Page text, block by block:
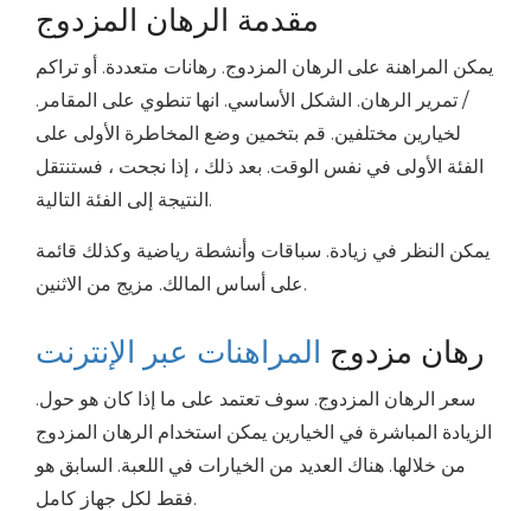
مقدمة الرهان المزدوج
يمكن المراهنة على الرهان المزدوج. رهانات متعددة. أو تراكم
/ تمرير الرهان. الشكل الأساسي. انها تنطوي على المقامر.
لخيارين مختلفين. قم بتخمين وضع المخاطرة الأولى على
الفئة الأولى في نفس الوقت. بعد ذلك ، إذا نجحت ، فستنتقل
النتيجة إلى الفئة التالية.
يمكن النظر في زيادة. سباقات وأنشطة رياضية وكذلك قائمة
على أساس المالك. مزيج من الاثنين.
رهان مزدوج المراهنات عبر الإنترنت
سعر الرهان المزدوج. سوف تعتمد على ما إذا كان هو حول.
الزيادة المباشرة في الخيارين يمكن استخدام الرهان المزدوج
من خلالها. هناك العديد من الخيارات في اللعبة. السابق هو
فقط لكل جهاز كامل.